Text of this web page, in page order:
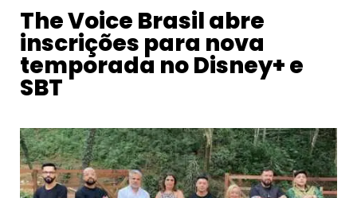
The Voice Brasil abre
inscrições para nova
temporada no Disney+ e
SBT